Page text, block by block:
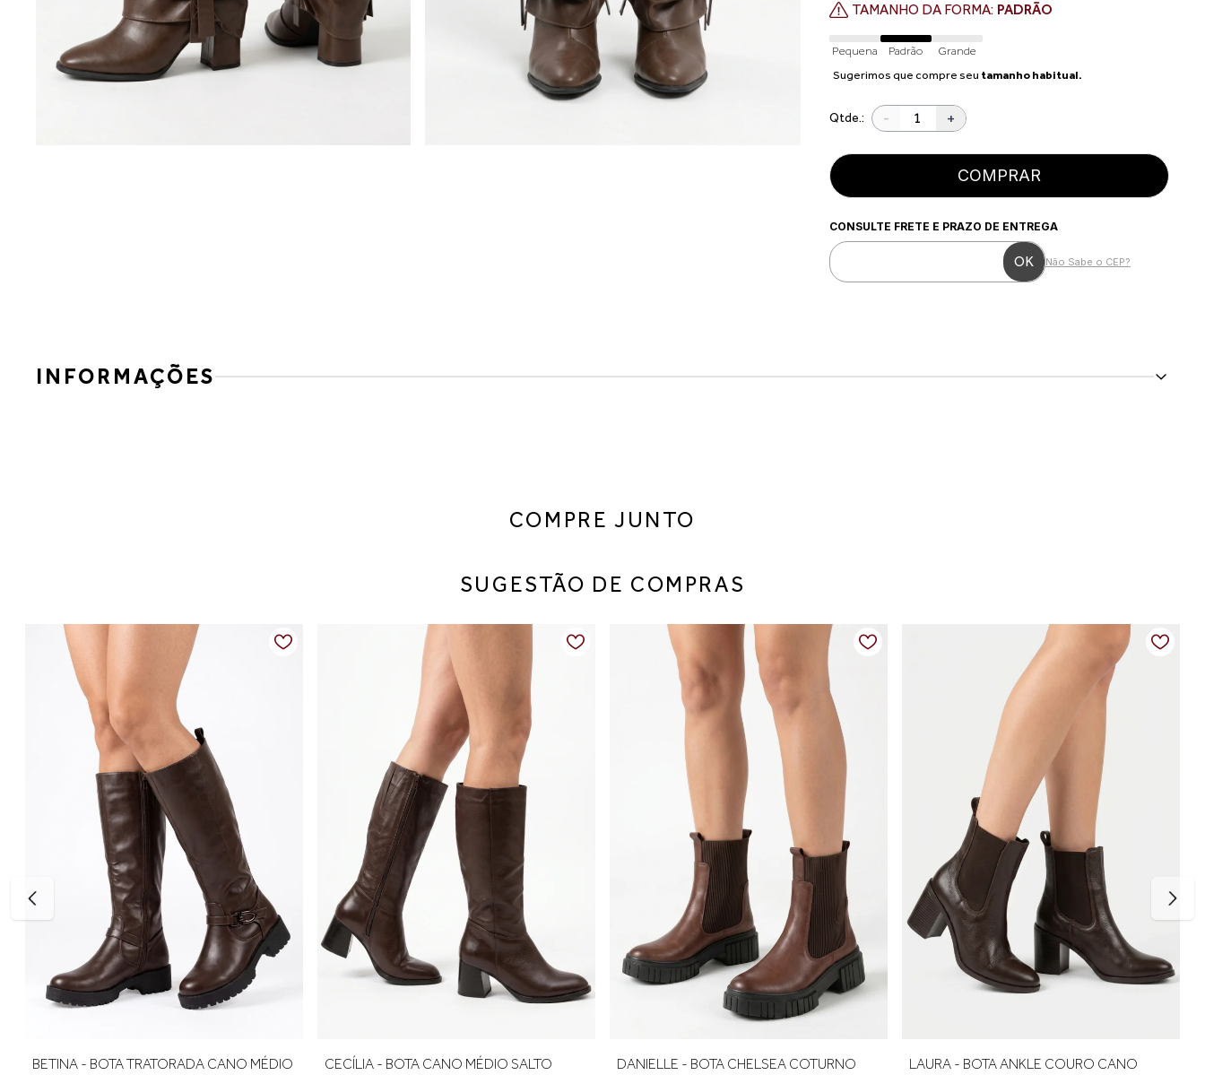
TAMANHO DA FORMA: PADRÃO
Pequena Padrão
Grande
Sugerimos que compre seu tamanho habitual.
Qtde.: - +
COMPRAR
CONSULTE FRETE E PRAZO DE ENTREGA
Não Sabe o CEP?
INFORMAÇÕES
Fechamento: calce fácil
Solado: resistente com boa aderência
Diferenciais: detalhe lateral com tira e fivela decorativa, visual moderno e elegante
Tabela de medidas:
34 — aproximadamente 22,1 a 22,6 cm
35 — aproximadamente 22,7 a 23,3 cm
36 — aproximadamente 23,4 a 24,0 cm
37 — aproximadamente 24,1 a 24,7 cm
38 — aproximadamente 24,8 a 25,3 cm
39 — aproximadamente 25,4 a 26,0 cm
Para escolher o tamanho ideal, meça seu pé do dedão até o calcanhar e adicione cerca de 0,5 cm de folga para garantir conforto no uso. Se estiver entre dois tamanhos, opte pelo maior
para um encaixe mais confortável. E, se precisar ajustar, a primeira troca é gratuita.
COMPRE JUNTO
SUGESTÃO DE COMPRAS
BETINA - BOTA TRATORADA CANO MÉDIO CECÍLIA - BOTA CANO MÉDIO SALTO DANIELLE - BOTA CHELSEA COTURNO LAURA - BOTA ANKLE COURO CANO